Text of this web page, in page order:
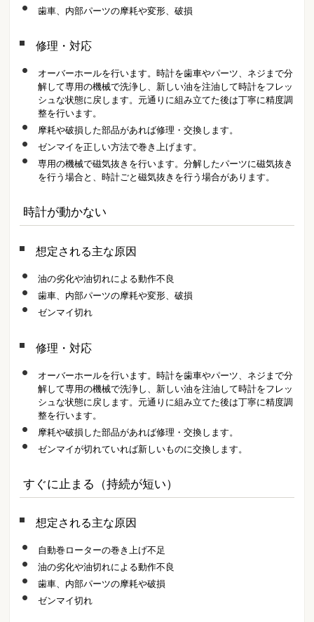
歯車、内部パーツの摩耗や変形、破損
修理・対応
オーバーホールを行います。時計を歯車やパーツ、ネジまで分
解して専用の機械で洗浄し、新しい油を注油して時計をフレッ
シュな状態に戻します。元通りに組み立てた後は丁寧に精度調
整を行います。
摩耗や破損した部品があれば修理・交換します。
ゼンマイを正しい方法で巻き上げます。
専用の機械で磁気抜きを行います。分解したパーツに磁気抜き
を行う場合と、時計ごと磁気抜きを行う場合があります。
時計が動かない
想定される主な原因
油の劣化や油切れによる動作不良
歯車、内部パーツの摩耗や変形、破損
ゼンマイ切れ
修理・対応
オーバーホールを行います。時計を歯車やパーツ、ネジまで分
解して専用の機械で洗浄し、新しい油を注油して時計をフレッ
シュな状態に戻します。元通りに組み立てた後は丁寧に精度調
整を行います。
摩耗や破損した部品があれば修理・交換します。
ゼンマイが切れていれば新しいものに交換します。
すぐに止まる（持続が短い）
想定される主な原因
自動巻ローターの巻き上げ不足
油の劣化や油切れによる動作不良
歯車、内部パーツの摩耗や破損
ゼンマイ切れ